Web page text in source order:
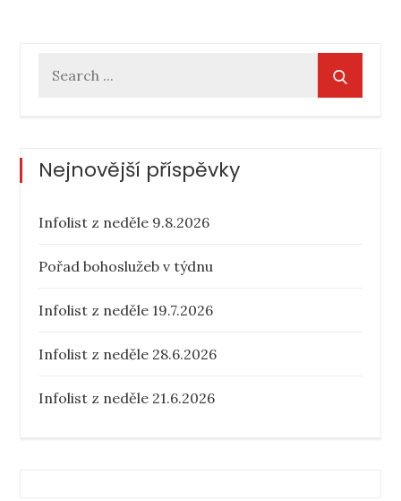
Nejnovější příspěvky
Infolist z neděle 9.8.2026
Pořad bohoslužeb v týdnu
Infolist z neděle 19.7.2026
Infolist z neděle 28.6.2026
Infolist z neděle 21.6.2026